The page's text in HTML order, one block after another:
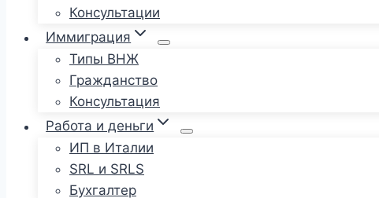
Консультации
Иммиграция
Типы ВНЖ
Гражданство
Консультация
Работа и деньги
ИП в Италии
SRL и SRLS
Бухгалтер